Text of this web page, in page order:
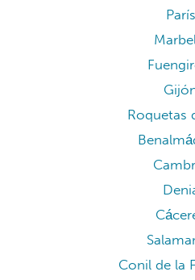
París
Roquetas
Conil de la